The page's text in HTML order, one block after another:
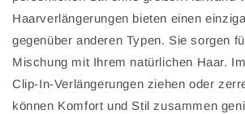
Haarverlängerungen bieten einen
gegenüber anderen Typen. Sie sorgen
Mischung mit Ihrem natürlichen Haar.
Clip-In-Verlängerungen ziehen oder
können Komfort und Stil zusammen